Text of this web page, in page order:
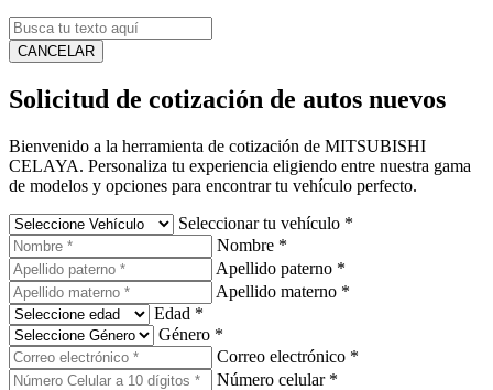
CANCELAR
Solicitud de cotización de autos nuevos
Bienvenido a la herramienta de cotización de MITSUBISHI
CELAYA. Personaliza tu experiencia eligiendo entre nuestra gama
de modelos y opciones para encontrar tu vehículo perfecto.
Seleccionar tu vehículo *
Nombre *
Apellido paterno *
Apellido materno *
Edad *
Género *
Correo electrónico *
Número celular *